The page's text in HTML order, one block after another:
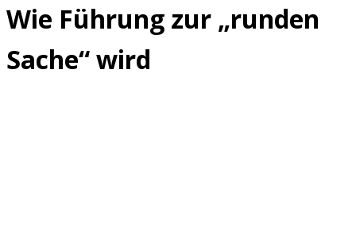
Wie Führung zur „runden
Sache“ wird